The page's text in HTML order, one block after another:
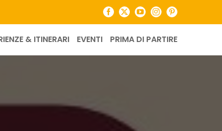
Facebook
X YouTubeInstagramPinterest
& ITINERARI EVENTI PRIMA DI PARTIRE